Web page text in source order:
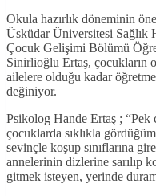
Okula hazırlık döneminin
Üsküdar Üniversitesi
Çocuk Gelişimi Bölümü
Sinirlioğlu Ertaş, çocukların
ailelere olduğu kadar
değiniyor.
Psikolog Hande Ertaş ;
çocuklarda sıklıkla
sevinçle koşup sınıflarına
annelerinin dizlerine sarılıp
gitmek isteyen, yerinde